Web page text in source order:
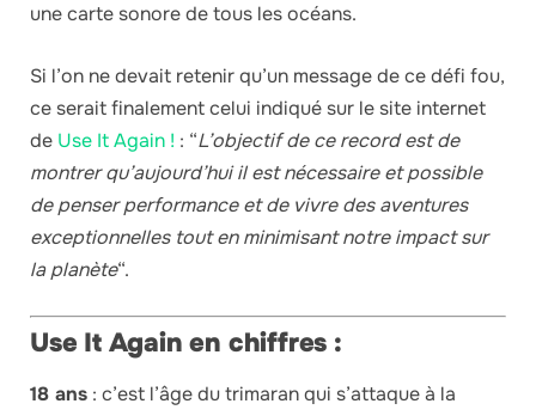
une carte sonore de tous les océans.
Si l’on ne devait retenir qu’un message de ce défi fou,
ce serait finalement celui indiqué sur le site internet
de Use It Again ! : “L’objectif de ce record est de
montrer qu’aujourd’hui il est nécessaire et possible
de penser performance et de vivre des aventures
exceptionnelles tout en minimisant notre impact sur
la planète“.
Use It Again en chiffres :
18 ans : c’est l’âge du trimaran qui s’attaque à la